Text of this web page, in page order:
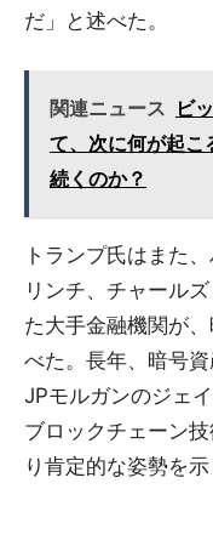
だ」と述べた。
関連ニュース ビ
て、次に何が起こ
続くのか？
トランプ氏はまた
リンチ、チャール
た大手金融機関が
べた。長年、暗号
JPモルガンのジェ
ブロックチェーン
り肯定的な姿勢を